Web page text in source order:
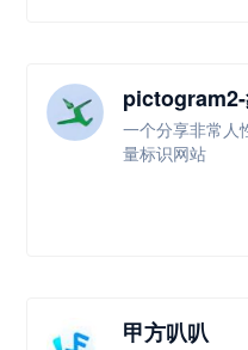
一个分享非常人
量标识网站
甲方叭叭